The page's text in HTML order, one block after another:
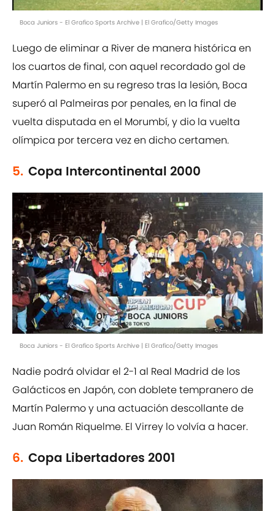
Boca Juniors - El Grafico Sports Archive | El Grafico/Getty Images
Luego de eliminar a River de manera histórica en
los cuartos de final, con aquel recordado gol de
Martín Palermo en su regreso tras la lesión, Boca
superó al Palmeiras por penales, en la final de
vuelta disputada en el Morumbí, y dio la vuelta
olímpica por tercera vez en dicho certamen.
5. Copa Intercontinental 2000
Boca Juniors - El Grafico Sports Archive | El Grafico/Getty Images
Nadie podrá olvidar el 2-1 al Real Madrid de los
Galácticos en Japón, con doblete tempranero de
Martín Palermo y una actuación descollante de
Juan Román Riquelme. El Virrey lo volvía a hacer.
6. Copa Libertadores 2001